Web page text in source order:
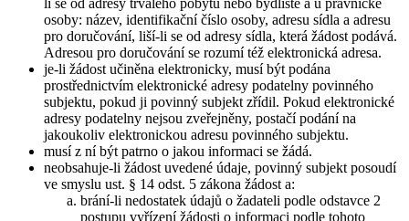
li se od adresy trvalého pobytu nebo bydliště a u právnické
osoby: název, identifikační číslo osoby, adresu sídla a adresu
pro doručování, liší-li se od adresy sídla, která žádost podává.
Adresou pro doručování se rozumí též elektronická adresa.
je-li žádost učiněna elektronicky, musí být podána
prostřednictvím elektronické adresy podatelny povinného
subjektu, pokud ji povinný subjekt zřídil. Pokud elektronické
adresy podatelny nejsou zveřejněny, postačí podání na
jakoukoliv elektronickou adresu povinného subjektu.
musí z ní být patrno o jakou informaci se žádá.
neobsahuje-li žádost uvedené údaje, povinný subjekt posoudí
ve smyslu ust. § 14 odst. 5 zákona žádost a:
brání-li nedostatek údajů o žadateli podle odstavce 2
postupu vyřízení žádosti o informaci podle tohoto